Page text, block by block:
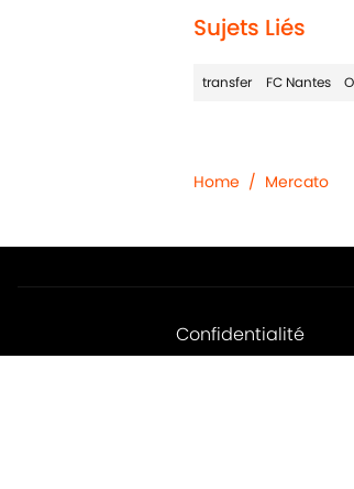
Sujets Liés
transfer FC Nantes
Home / Mercato
Confidentialité